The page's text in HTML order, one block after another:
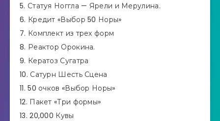
5. Статуя Ноггла — Ярели и Мерулина.
6. Кредит «Выбор 50 Норы»
7. Комплект из трех форм
8. Реактор Орокина.
9. Кератоз Сугатра
10. Сатурн Шесть Сцена
11. 50 очков «Выбор Норы»
12. Пакет «Три формы»
13. 20,000 Кувы